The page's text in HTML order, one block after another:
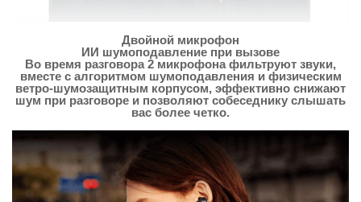
Двойной микрофон
ИИ шумоподавление при вызове
Во время разговора 2 микрофона фильтруют звуки,
вместе с алгоритмом шумоподавления и физическим
ветро-шумозащитным корпусом, эффективно снижают
шум при разговоре и позволяют собеседнику слышать
вас более четко.